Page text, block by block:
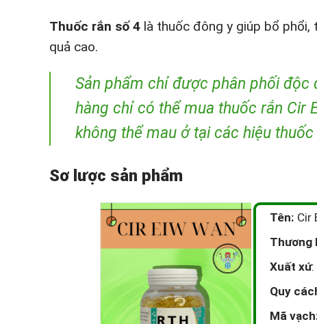
Thuốc rắn số 4 là thuốc đông y giúp bổ phổi,
quả cao.
Sản phẩm chỉ được phân phối độc
hàng chỉ có thể mua thuốc rắn Cir
không thể mau ở tại các hiệu
Sơ lược sản phẩm
Tên: Cir
Thương
Xuất xứ:
Quy
Mã